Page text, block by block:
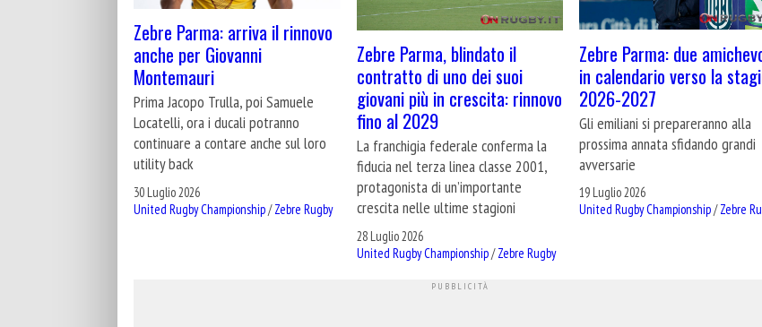
Zebre Parma: arriva il rinnovo
anche per Giovanni
Montemauri
Prima Jacopo Trulla, poi Samuele
Locatelli, ora i ducali potranno
continuare a contare anche sul loro
utility back
30 Luglio 2026
United Rugby Championship/Zebre Rugby
Zebre Parma, blindato il
contratto di uno dei suoi
giovani più in crescita: rinnovo
fino al 2029
La franchigia federale conferma la
fiducia nel terza linea classe 2001,
protagonista di un’importante
crescita nelle ultime stagioni
28 Luglio 2026
United Rugby Championship/Zebre Rugby
Zebre Parma: due
in calendario verso la
2026-2027
Gli emiliani si prepareranno alla
prossima annata sfidando grandi
avversarie
19 Luglio 2026
United Rugby Championship/Zebre